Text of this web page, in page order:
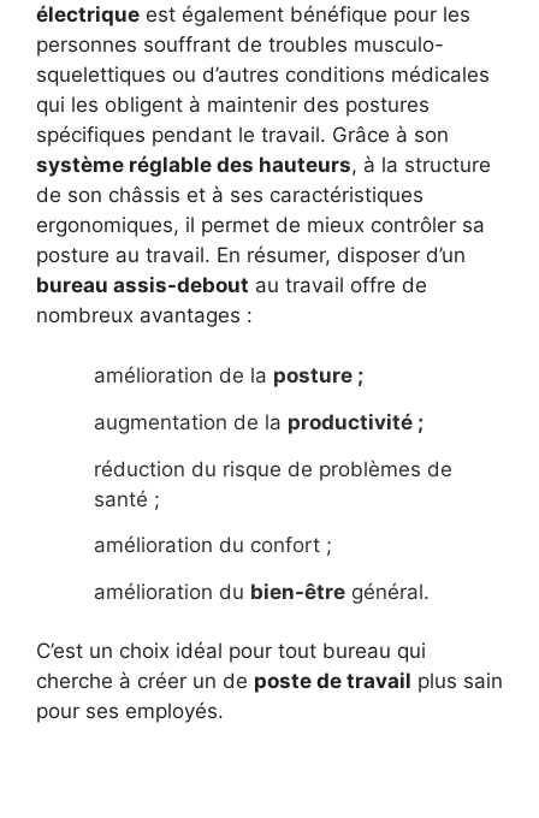
électrique est également bénéfique pour les
personnes souffrant de troubles musculo-
squelettiques ou d’autres conditions médicales
qui les obligent à maintenir des postures
spécifiques pendant le travail. Grâce à son
système réglable des hauteurs, à la structure
de son châssis et à ses caractéristiques
ergonomiques, il permet de mieux contrôler sa
posture au travail. En résumer, disposer d’un
bureau assis-debout au travail offre de
nombreux avantages :
amélioration de la posture ;
augmentation de la productivité ;
réduction du risque de problèmes de
santé ;
amélioration du confort ;
amélioration du bien-être général.
C’est un choix idéal pour tout bureau qui
cherche à créer un de poste de travail plus sain
pour ses employés.